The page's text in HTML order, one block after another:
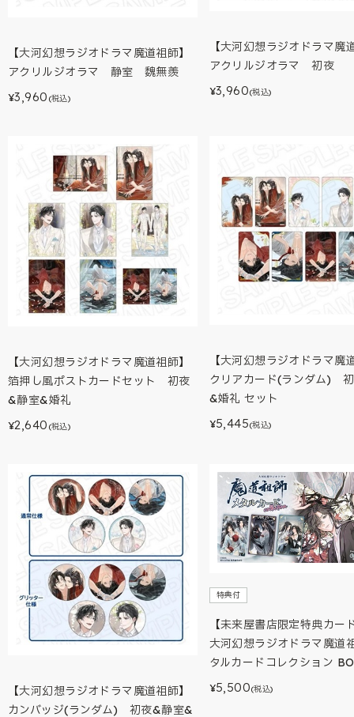
【大河幻想ラジオドラマ魔道祖師】
アクリルジオラマ 静室 魏無羨
¥3,960 (税込)
【大河幻想ラジオドラマ魔
アクリルジオラマ 初夜
¥3,960(税込)
【大河幻想ラジオドラマ魔道祖師】
箔押し風ポストカードセット 初夜
&静室&婚礼
¥2,640 (税込)
【大河幻想ラジオドラマ魔
クリアカード(ランダム)
&婚礼 セット
¥5,445(税込)
【大河幻想ラジオドラマ魔道祖師】
カンバッジ(ランダム) 初夜&静室&
特典付
【未来屋書店限定特典カー
大河幻想ラジオドラマ魔
タルカードコレクション
¥5,500(税込)